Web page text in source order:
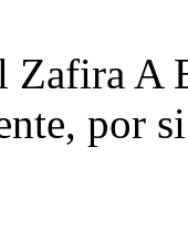
Zafira A
por